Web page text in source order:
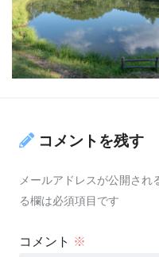
コメントを残す
メールアドレスが公開され
る欄は必須項目です
コメント ※